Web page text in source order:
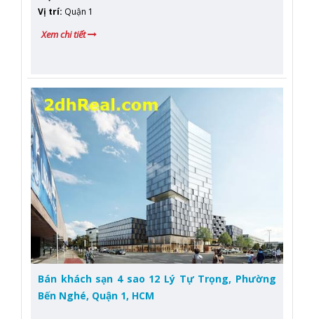
Vị trí: Quận 1
Xem chi tiết
Bán khách sạn 4 sao 12 Lý Tự Trọng, Phường
Bến Nghé, Quận 1, HCM